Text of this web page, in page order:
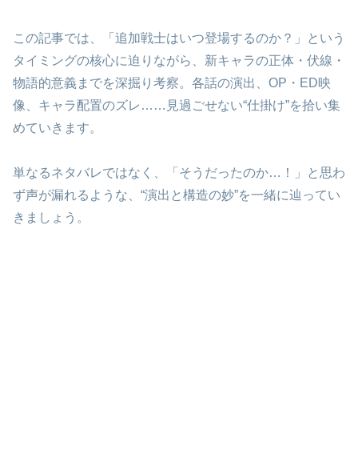
この記事では、「追加戦士はいつ登場するのか？」という
タイミングの核心に迫りながら、新キャラの正体・伏線・
物語的意義までを深掘り考察。各話の演出、OP・ED映
像、キャラ配置のズレ……見過ごせない“仕掛け”を拾い集
めていきます。
単なるネタバレではなく、「そうだったのか…！」と思わ
ず声が漏れるような、“演出と構造の妙”を一緒に辿ってい
きましょう。